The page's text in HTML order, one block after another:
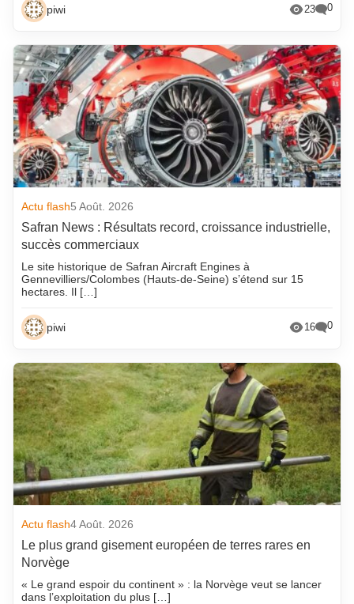
piwi 23 0
Actu flash5 Août. 2026
Safran News : Résultats record, croissance industrielle,
succès commerciaux
Le site historique de Safran Aircraft Engines à
Gennevilliers/Colombes (Hauts-de-Seine) s’étend sur 15
hectares. Il […]
piwi 16 0
Actu flash4 Août. 2026
Le plus grand gisement européen de terres rares en
Norvège
« Le grand espoir du continent » : la Norvège veut se lancer
dans l’exploitation du plus […]